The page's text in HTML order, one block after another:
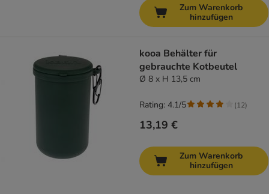
Zum Warenkorb
hinzufügen
kooa Behälter für
gebrauchte Kotbeutel
Ø 8 x H 13,5 cm
13,19 €
Rating: 4.1/5 (12)
Zum Warenkorb
hinzufügen